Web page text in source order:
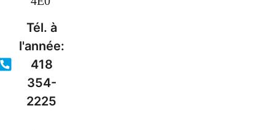
Tél. à
l'année:
418
354-
2225